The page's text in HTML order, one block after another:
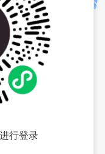
行登录